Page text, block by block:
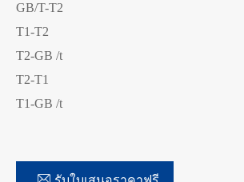
GB/T-T2
T1-T2
T2-GB /t
T2-T1
T1-GB /t
